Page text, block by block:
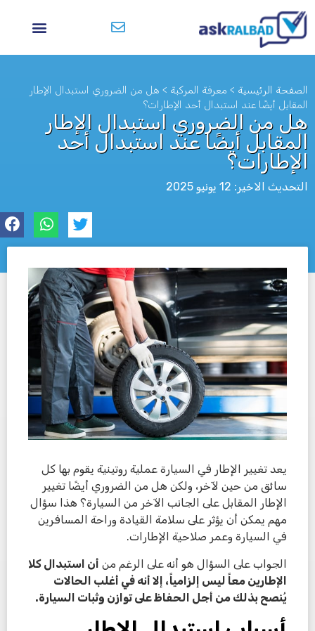
الصفحة الرئيسية > معرفة المركبة > هل من الضروري استبدال الإطار
المقابل أيضًا عند استبدال أحد الإطارات؟
هل من الضروري استبدال الإطار
المقابل أيضًا عند استبدال أحد
الإطارات؟
التحديث الاخير: 12 يونيو 2025
לא
يعد تغيير الإطار في السيارة عملية روتينية يقوم بها كل
سائق من حين لآخر، ولكن هل من الضروري أيضًا تغيير
الإطار المقابل على الجانب الآخر من السيارة؟ هذا سؤال
مهم يمكن أن يؤثر على سلامة القيادة وراحة المسافرين
في السيارة وعمر صلاحية الإطارات.
الجواب على السؤال هو أنه على الرغم من أن استبدال كلا
الإطارين معاً ليس إلزامياً، إلا أنه في أغلب الحالات
يُنصح بذلك من أجل الحفاظ على توازن وثبات السيارة.